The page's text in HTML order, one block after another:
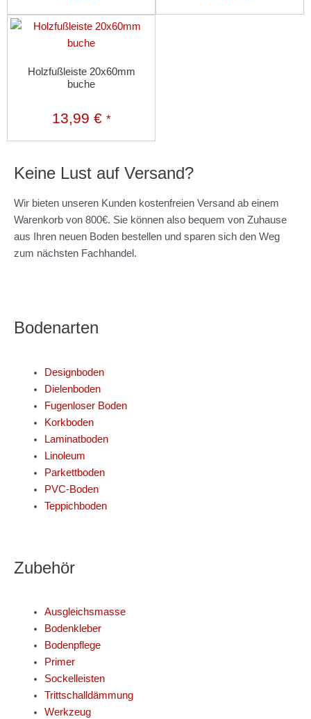
Holzfußleiste 20x60mm
buche
13,99 € *
Keine Lust auf Versand?
Wir bieten unseren Kunden kostenfreien Versand ab einem
Warenkorb von 800€. Sie können also bequem von Zuhause
aus Ihren neuen Boden bestellen und sparen sich den Weg
zum nächsten Fachhandel.
Bodenarten
Designboden
Dielenboden
Fugenloser Boden
Korkboden
Laminatboden
Linoleum
Parkettboden
PVC-Boden
Teppichboden
Zubehör
Ausgleichsmasse
Bodenkleber
Bodenpflege
Primer
Sockelleisten
Trittschalldämmung
Werkzeug